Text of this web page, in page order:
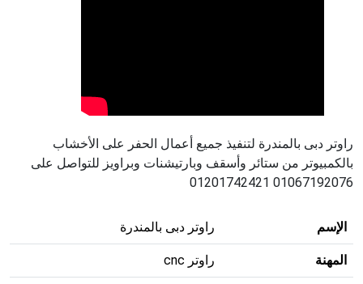
راوتر دبى بالمندرة لتنفيذ جميع أعمال الحفر على الأخشاب
بالكمبيوتر من ستائر وأسقف وبارتيشنات وبراويز للتواصل على
01067192076 01201742421
الإسم راوتر دبى بالمندرة
المهنة راوتر cnc